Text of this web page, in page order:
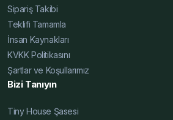
Sipariş Takibi
Teklifi Tamamla
İnsan Kaynakları
KVKK Politikasını
Şartlar ve Koşullarımız
Bizi Tanıyın
Tiny House Şasesi